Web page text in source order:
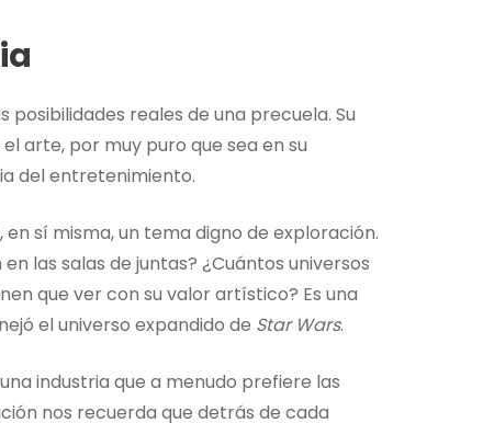
reales de una precuela. Su
arte, por muy puro que sea en su
del entretenimiento.
sí misma, un tema digno de exploración.
las salas de juntas? ¿Cuántos universos
que ver con su valor artístico? Es una
el universo expandido de Star Wars.
industria que a menudo prefiere las
nos recuerda que detrás de cada